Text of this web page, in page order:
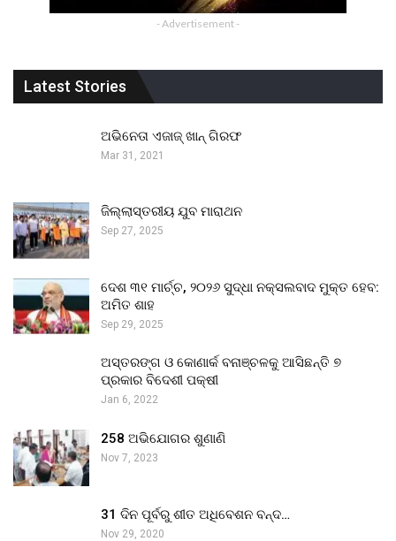
- Advertisement -
Latest Stories
ଅଭିନେତା ଏଜାଜ୍ ଖାନ୍ ଗିରଫ
Mar 31, 2021
ଜିଲ୍ଲାସ୍ତରୀୟ ଯୁବ ମାରାଥନ
Sep 27, 2025
ଦେଶ ୩୧ ମାର୍ଚ୍ଚ, ୨୦୨୬ ସୁଦ୍ଧା ନକ୍ସଲବାଦ ମୁକ୍ତ ହେବ:
ଅମିତ ଶାହ
Sep 29, 2025
ଅସ୍ତରଙ୍ଗ ଓ କୋଣାର୍କ ବନାଞ୍ଚଳକୁ ଆସିଛନ୍ତି ୭
ପ୍ରକାର ବିଦେଶୀ ପକ୍ଷୀ
Jan 6, 2022
258 ଅଭିଯୋଗର ଶୁଣାଣି
Nov 7, 2023
31 ଦିନ ପୂର୍ବରୁ ଶୀତ ଅଧିବେଶନ ବନ୍ଦ…
Nov 29, 2020